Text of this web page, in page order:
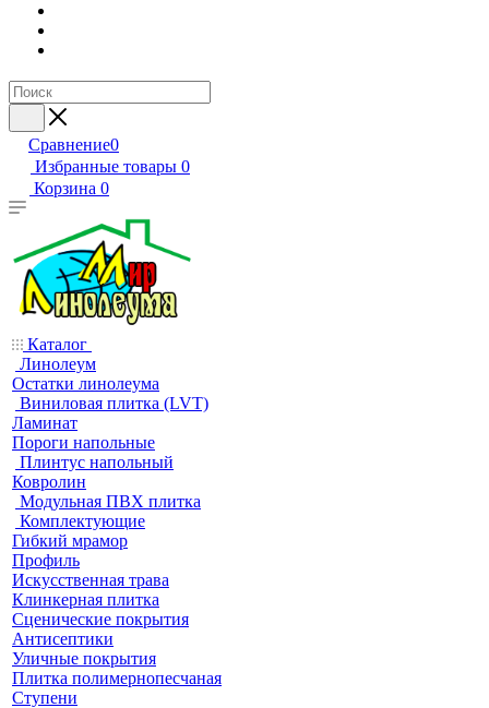
Сравнение0
Избранные товары 0
Корзина 0
Каталог
Линолеум
Остатки линолеума
Виниловая плитка (LVT)
Ламинат
Пороги напольные
Плинтус напольный
Ковролин
Модульная ПВХ плитка
Комплектующие
Гибкий мрамор
Профиль
Искусственная трава
Клинкерная плитка
Сценические покрытия
Антисептики
Уличные покрытия
Плитка полимернопесчаная
Ступени